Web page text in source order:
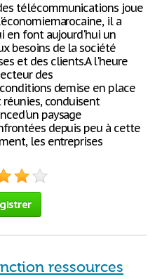
télécommunications joue
il a
en font aujourd'hui un
besoins de la société
et des clients.A l'heure
des
demise en place
conduisent
paysage
depuis peu à cette
les entreprises
ressources